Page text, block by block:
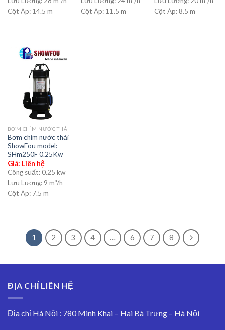
Cột Áp: 14.5 m
Cột Áp: 11.5 m
Cột Áp:8.5 m
BƠM CHÌM NƯỚC THẢI
Bơm chìm nước thải
ShowFou model:
SHm250F 0.25Kw
Giá: Liên hệ
Công suất:0.25 kw
Lưu Lượng: 9 m³/h
Cột Áp: 7.5 m
1 2 3 4 … 6 7 8
ĐỊA CHỈ LIÊN HỆ
Địa chỉ Hà Nội : 780 Minh Khai – Hai Bà Trưng – Hà Nội